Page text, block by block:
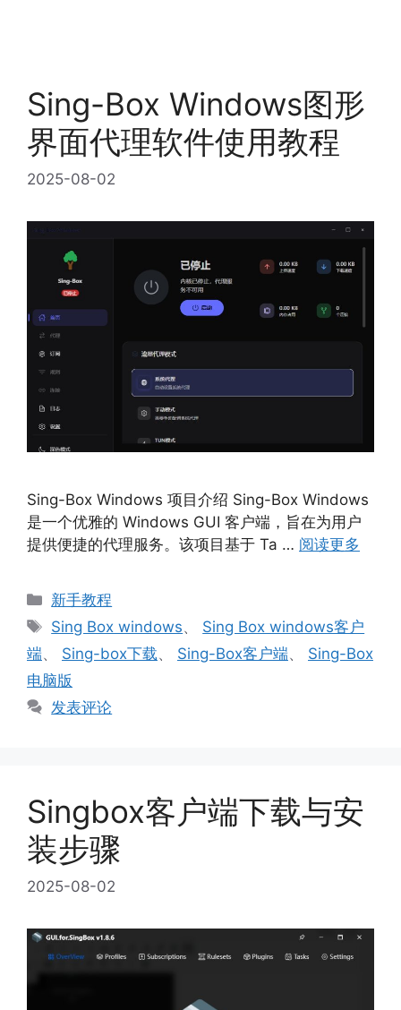
Sing-Box Windows图形
界面代理软件使用教程
2025-08-02
Sing-Box Windows 项目介绍 Sing-Box Windows
是一个优雅的 Windows GUI 客户端，旨在为用户
提供便捷的代理服务。该项目基于 Ta … 阅读更多
分
类
新手教程
标
签
Sing Box windows、 Sing Box windows客户
端、 Sing-box下载、 Sing-Box客户端、 Sing-Box
电脑版
发表评论
Singbox客户端下载与安
装步骤
2025-08-02